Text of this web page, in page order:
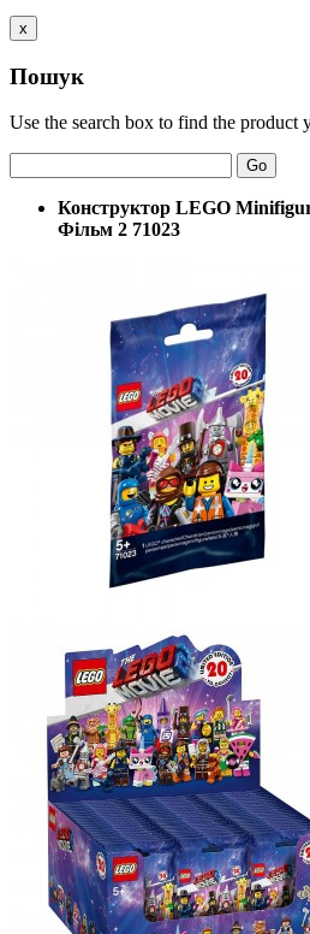
x
Пошук
Use the search box to find the product
Go
Конструктор LEGO
Фільм 2 71023